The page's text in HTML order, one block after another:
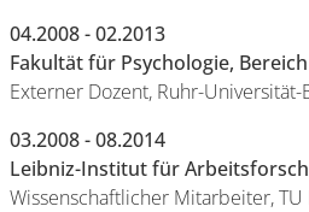
04.2008 - 02.2013
Fakultät für Psychologie,
Externer Dozent, Ruhr-Universität-
03.2008 - 08.2014
Leibniz-Institut für
Wissenschaftlicher Mitarbeiter,